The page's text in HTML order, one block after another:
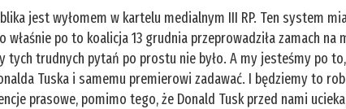
jest wyłomem w kartelu medialnym III RP. Ten system
właśnie po to koalicja 13 grudnia przeprowadziła zamach na
tych trudnych pytań po prostu nie było. A my jesteśmy po
Tuska i samemu premierowi zadawać. I będziemy to
prasowe, pomimo tego, że Donald Tusk przed nami